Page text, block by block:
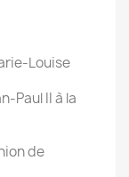
Louise
Paul II à la
de